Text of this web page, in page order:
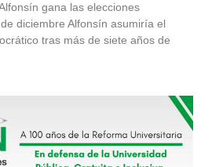
gana las elecciones
diciembre Alfonsín asumiría el
tras más de siete años de